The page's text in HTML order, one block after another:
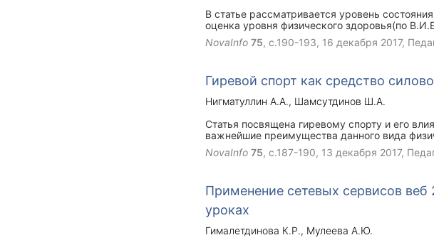
В статье рассматривается уровень
оценка уровня физического здоровья(по
студентов рассматриваемых групп.
NovaInfo 75, с.190-193, 16 декабря 2017,
Гиревой спорт как средство
Нигматуллин А.А.
Шамсутдинов Ш.А.
Статья посвящена гиревому спорту и его
важнейшие преимущества данного вида
упражнений на различные группы мышц.
организм студентов является одним из
целеустремленность, настойчивость.
NovaInfo 75, с.187-190, 13 декабря 2017,
Применение сетевых сервисов веб
уроках
Гималетдинова К.Р.
Мулеева А.Ю.